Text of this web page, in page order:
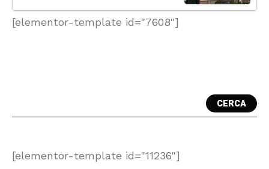
[elementor-template id="7608"]
CERCA
[elementor-template id="11236"]